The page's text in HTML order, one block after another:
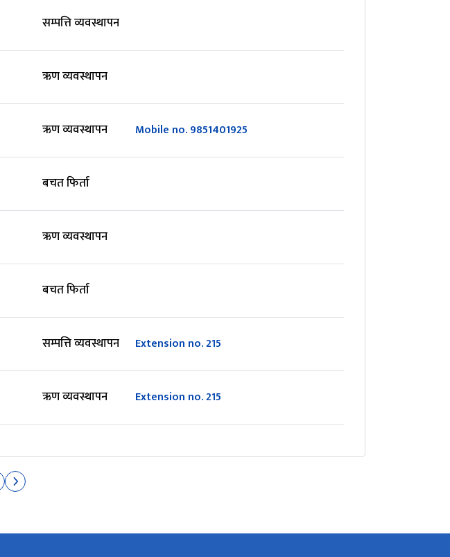
सम्पत्ति व्यवस्थापन
ऋण व्यवस्थापन
ऋण व्यवस्थापन Mobile no. 9851401925
बचत फिर्ता
ऋण व्यवस्थापन
बचत फिर्ता
सम्पत्ति व्यवस्थापन Extension no. 215
ऋण व्यवस्थापन Extension no. 215